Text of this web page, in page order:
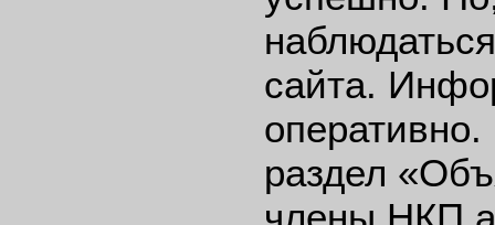
сайта.
раздел